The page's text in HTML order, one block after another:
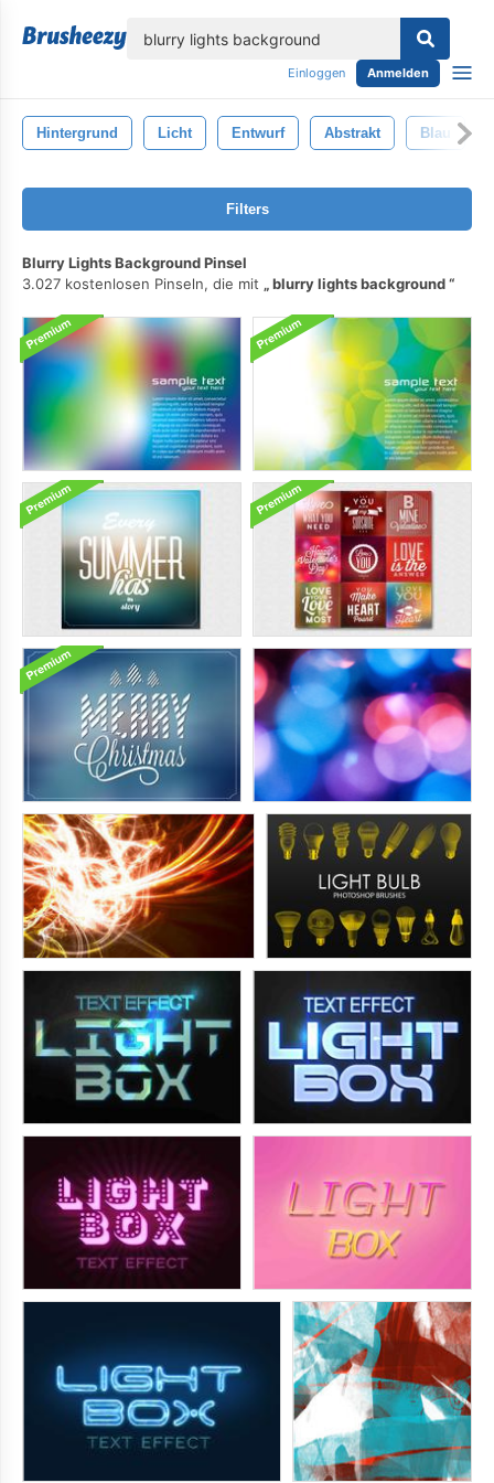
Einloggen Anmelden
Hintergrund Licht Entwurf Abstrakt Blau
Filters
Blurry Lights Background Pinsel
3.027 kostenlosen Pinseln, die mit
blurry lights background